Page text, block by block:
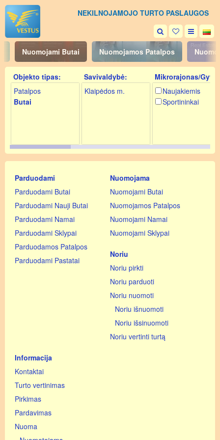
NEKILNOJAMOJO TURTO PASLAUGOS
Nuomojami Butai Nuomojamos Patalpos
Objekto tipas:
Patalpos
Butai
Savivaldybė:
Klaipėdos m.
Mikrorajonas/Gyv.:
Naujakiemis
Sportininkai
Parduodami
Parduodami Butai
Parduodami Nauji Butai
Parduodami Namai
Parduodami Sklypai
Parduodamos Patalpos
Parduodami Pastatai
Nuomojama
Nuomojami Butai
Nuomojamos Patalpos
Nuomojami Namai
Nuomojami Sklypai
Noriu
Noriu pirkti
Noriu parduoti
Noriu nuomoti
Noriu išnuomoti
Noriu išsinuomoti
Noriu vertinti turtą
Informacija
Kontaktai
Turto vertinimas
Pirkimas
Pardavimas
Nuoma